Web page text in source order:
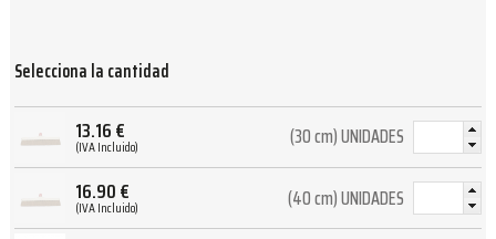
Selecciona la cantidad
13.16€
(IVA Incluido) (30 cm) UNIDADES
16.90€
(IVA Incluido) (40 cm) UNIDADES